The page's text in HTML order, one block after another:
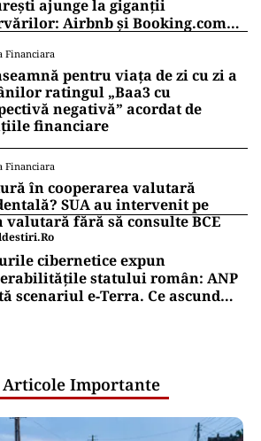
ajunge la giganții
Airbnb și Booking.com
Financiara
pentru viața de zi cu zi a
ratingul „Baa3 cu
negativă” acordat de
financiare
Financiara
în cooperarea valutară
SUA au intervenit pe
valutară fără să consulte BCE
cibernetice expun
statului român: ANP
scenariul e‑Terra. Ce ascund
Importante